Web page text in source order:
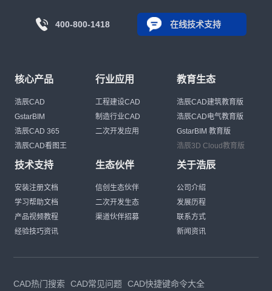
400-800-1418 在线技术支持
核心产品
浩辰CAD
GstarBIM
浩辰CAD 365
浩辰CAD看图王
行业应用
工程建设CAD
制造行业CAD
二次开发应用
教育生态
浩辰CAD建筑教育版
浩辰CAD电气教育版
GstarBIM 教育版
浩辰3D Cloud教育版
技术支持
安装注册文档
学习帮助文档
产品视频教程
经验技巧资讯
生态伙伴
信创生态伙伴
二次开发生态
渠道伙伴招募
关于浩辰
公司介绍
发展历程
联系方式
新闻资讯
CAD热门搜索 CAD常见问题 CAD快捷键命令大全